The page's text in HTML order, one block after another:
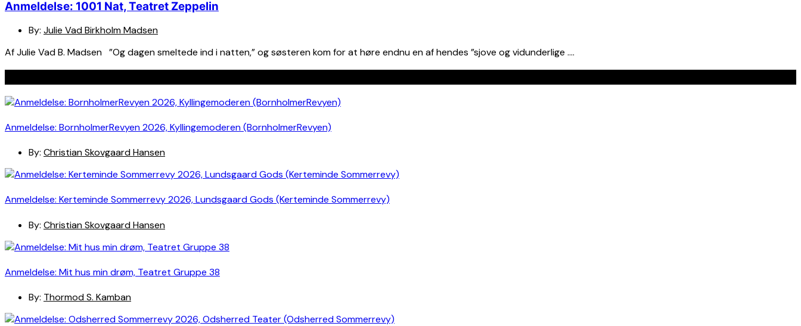
Anmeldelse: 1001 Nat, Teatret Zeppelin
By: Julie Vad Birkholm Madsen
Af Julie Vad B. Madsen ”Og dagen smeltede ind i natten,” og søsteren kom for at høre endnu en af hendes ”sjove og vidunderlige ….
Anmeldelse: BornholmerRevyen 2026, Kyllingemoderen (BornholmerRevyen)
By: Christian Skovgaard Hansen
Anmeldelse: Kerteminde Sommerrevy 2026, Lundsgaard Gods (Kerteminde Sommerrevy)
By: Christian Skovgaard Hansen
Anmeldelse: Mit hus min drøm, Teatret Gruppe 38
By: Thormod S. Kamban